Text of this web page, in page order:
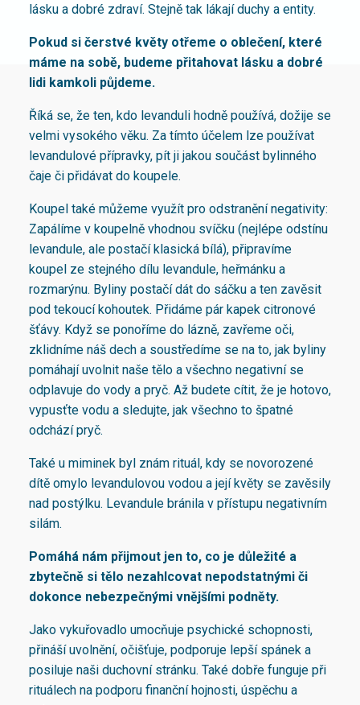
lásku a dobré zdraví. Stejně tak lákají duchy a entity.
Pokud si čerstvé květy otřeme o oblečení, které
máme na sobě, budeme přitahovat lásku a dobré
lidi kamkoli půjdeme.
Říká se, že ten, kdo levanduli hodně používá, dožije se
velmi vysokého věku. Za tímto účelem lze používat
levandulové přípravky, pít ji jakou součást bylinného
čaje či přidávat do koupele.
Koupel také můžeme využít pro odstranění negativity:
Zapálíme v koupelně vhodnou svíčku (nejlépe odstínu
levandule, ale postačí klasická bílá), připravíme
koupel ze stejného dílu levandule, heřmánku a
rozmarýnu. Byliny postačí dát do sáčku a ten zavěsit
pod tekoucí kohoutek. Přidáme pár kapek citronové
šťávy. Když se ponoříme do lázně, zavřeme oči,
zklidníme náš dech a soustředíme se na to, jak byliny
pomáhají uvolnit naše tělo a všechno negativní se
odplavuje do vody a pryč. Až budete cítit, že je hotovo,
vypusťte vodu a sledujte, jak všechno to špatné
odchází pryč.
Také u miminek byl znám rituál, kdy se novorozené
dítě omylo levandulovou vodou a její květy se zavěsily
nad postýlku. Levandule bránila v přístupu negativním
silám.
Pomáhá nám přijmout jen to, co je důležité a
zbytečně si tělo nezahlcovat nepodstatnými či
dokonce nebezpečnými vnějšími podněty.
Jako vykuřovadlo umocňuje psychické schopnosti,
přináší uvolnění, očišťuje, podporuje lepší spánek a
posiluje naši duchovní stránku. Také dobře funguje při
rituálech na podporu finanční hojnosti, úspěchu a